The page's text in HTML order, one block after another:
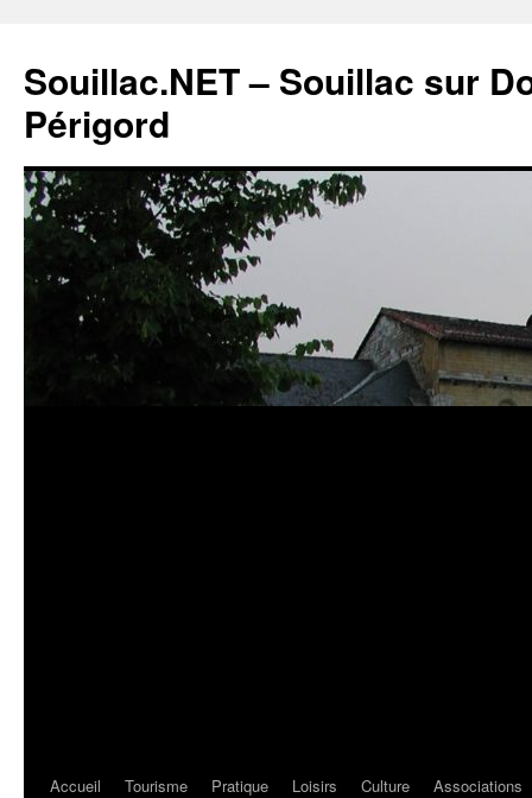
Souillac.NET – Souillac sur
Périgord
Accueil Tourisme Pratique Loisirs Culture Associations